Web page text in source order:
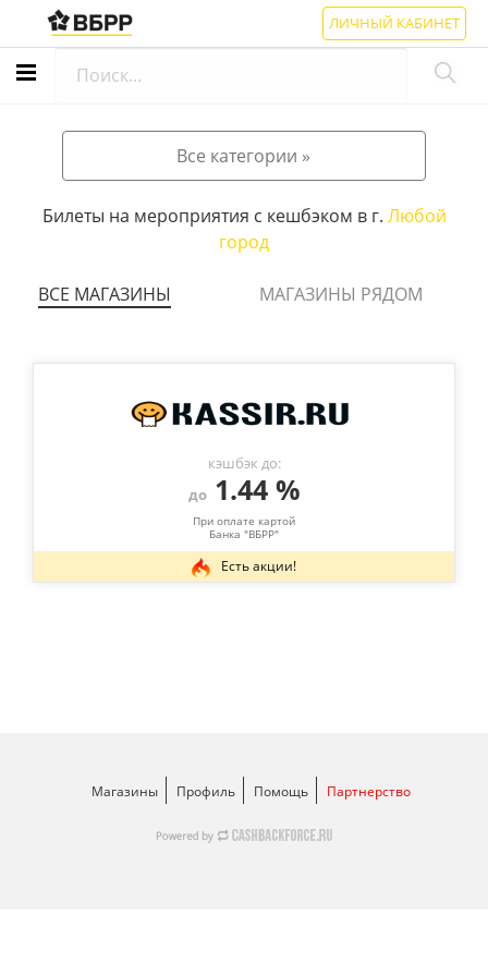
ЛИЧНЫЙ КАБИНЕТ
Все категории »
Билеты на мероприятия с кешбэком в г. Любой
город
ВСЕ МАГАЗИНЫ МАГАЗИНЫ РЯДОМ
кэшбэк до:
до1.44 %
При оплате картой
Банка "ВБРР"
Есть акции!
Магазины Профиль Помощь Партнерство